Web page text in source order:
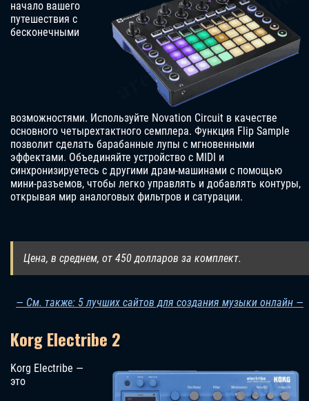
начало вашего
путешествия с
бесконечными
возможностями. Используйте Novation Circuit в качестве
основного четырехтактного семплера. Функция Flip Sample
позволит сделать барабанные лупы с мгновенными
эффектами. Объединяйте устройство с MIDI и
синхронизируетесь с другими драм-машинами с помощью
мини-разъемов, чтобы легко управлять и добавлять контуры,
открывая мир аналоговых фильтров и сатурации.
Цена, в среднем, от 450 долларов за комплект.
— См. также: 5 лучших сайтов для создания музыки онлайн —
Korg Electribe 2
Korg Electribe —
это